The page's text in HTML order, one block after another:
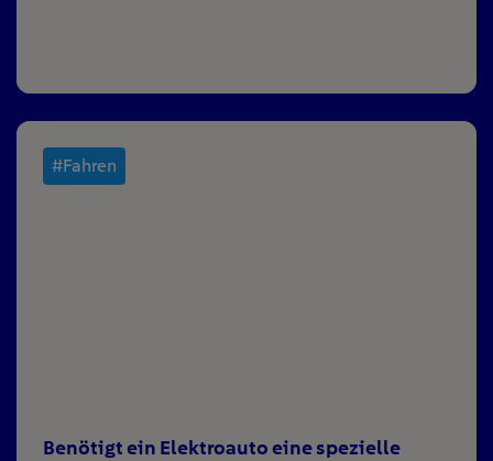
#Fahren
Benötigt ein Elektroauto eine spezielle